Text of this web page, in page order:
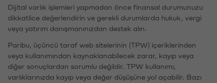
Dijital varlık işlemleri yapmadan önce finansal durumunuzu
dikkatlice değerlendirin ve gerekli durumlarda hukuk, vergi
veya yatırım danışmanınızdan destek alın.
Paribu, üçüncü taraf web sitelerinin (TPW) içeriklerinden
veya kullanımından kaynaklanabilecek zarar, kayıp veya
diğer sonuçlardan sorumlu değildir. TPW kullanımı,
varlıklarınızda kayıp veya değer düşüşüne yol açabilir. Bazı